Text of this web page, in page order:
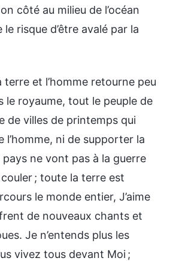
côté au milieu de l’océan
risque d’être avalé par la
et l’homme retourne peu
royaume, tout le peuple de
de villes de printemps qui
l’homme, ni de supporter la
ne vont pas à la guerre
; toute la terre est
le monde entier, J’aime
de nouveaux chants et
Je n’entends plus les
vivez tous devant Moi ;